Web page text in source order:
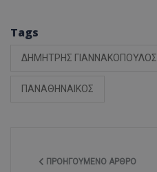
Tags
ΔΗΜΗΤΡΗΣ ΓΙΑΝΝΑΚΟΠΟΥΛΟΣ
ΠΑΝΑΘΗΝΑΙΚΟΣ
ΠΡΟΗΓΟΎΜΕΝΟ ΆΡΘΡΟ